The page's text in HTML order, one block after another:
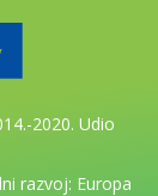
2020. Udio
razvoj: Europa